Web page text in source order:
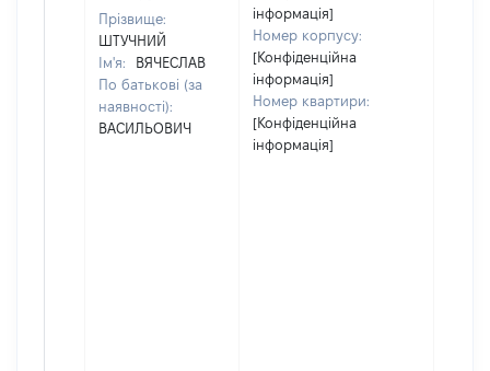
Прізвище:
ШТУЧНИЙ
Ім'я:
ВЯЧЕСЛАВ
По батькові (за
наявності):
ВАСИЛЬОВИЧ
інформація]
Номер корпусу:
[Конфіденційна
інформація]
Номер квартири:
[Конфіденційна
інформація]